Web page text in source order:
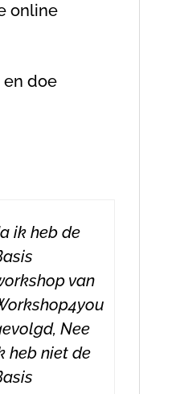
online
en doe
ik heb de
van
Nee
heb niet de